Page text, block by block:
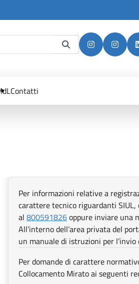
Apri in nuova
Apri in
Contatti
Per informazioni relative a
carattere tecnico riguardanti
al Apri in nuova scheda
800591826oppure inviare una
All’interno dell’area privata del
un manuale di istruzioni per
Per domande di carattere
Collocamento Mirato ai seguenti